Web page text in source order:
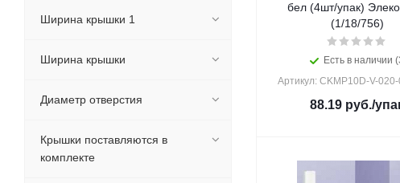
бел (4шт/упак)
(1/18/756)
Есть в наличии
Артикул: CKMP10D-V-
88.19 руб./
Ширина крышки 1
Ширина крышки
Диаметр отверстия
Крышки поставляются в
комплекте